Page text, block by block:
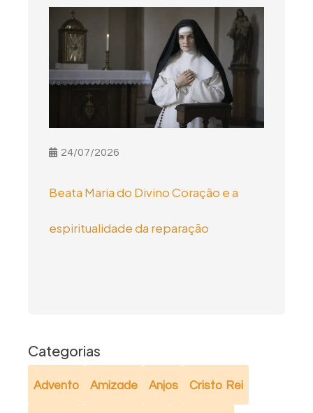
24/07/2026
Beata Maria do Divino Coração e a
espiritualidade da reparação
Categorias
Advento Amizade Anjos Cristo Rei